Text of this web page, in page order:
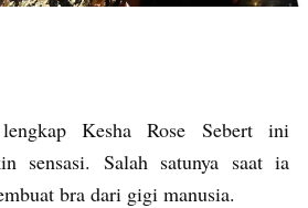
Kesha Rose Sebert ini
sensasi. Salah satunya saat ia
bra dari gigi manusia.